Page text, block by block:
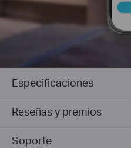
Especificaciones
Reseñas y premios
Soporte